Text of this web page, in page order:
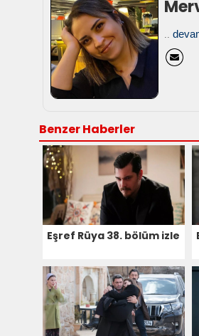
Benzer Haberler
Eşref Rüya 38. bölüm izle